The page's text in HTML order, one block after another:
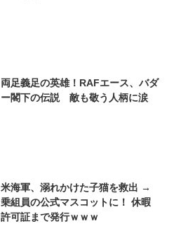
両足義足の英雄！RAFエース、バダ
ー閣下の伝説 敵も敬う人柄に涙
米海軍、溺れかけた子猫を救出 →
乗組員の公式マスコットに！ 休暇
許可証まで発行ｗｗｗ